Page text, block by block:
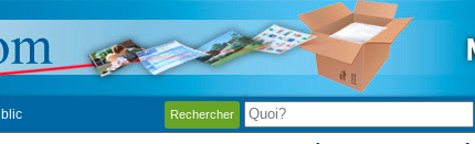
Rechercher